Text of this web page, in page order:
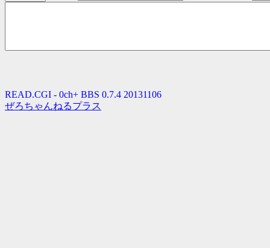
READ.CGI - 0ch+ BBS 0.7.4 20131106
ぜろちゃんねるプラス